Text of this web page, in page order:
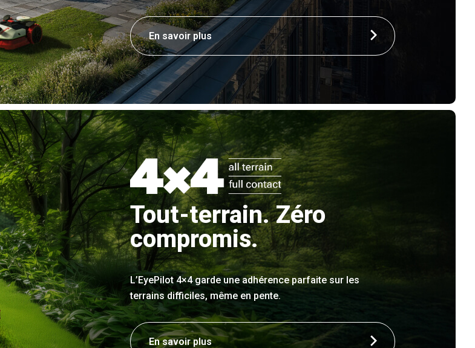
En savoir plus
Tout-terrain. Zéro
compromis.
L’EyePilot 4×4 garde une adhérence parfaite sur les
terrains difficiles, même en pente.
En savoir plus